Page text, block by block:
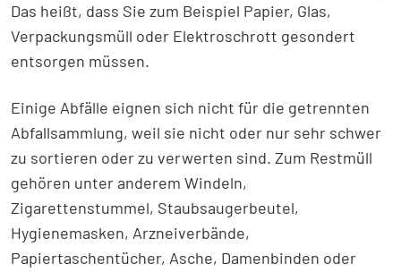
Das heißt, dass Sie zum Beispiel Papier, Glas,
Verpackungsmüll oder Elektroschrott gesondert
entsorgen müssen.
Einige Abfälle eignen sich nicht für die getrennten
Abfallsammlung, weil sie nicht oder nur sehr schwer
zu sortieren oder zu verwerten sind. Zum Restmüll
gehören unter anderem Windeln,
Zigarettenstummel, Staubsaugerbeutel,
Hygienemasken, Arzneiverbände,
Papiertaschentücher, Asche, Damenbinden oder